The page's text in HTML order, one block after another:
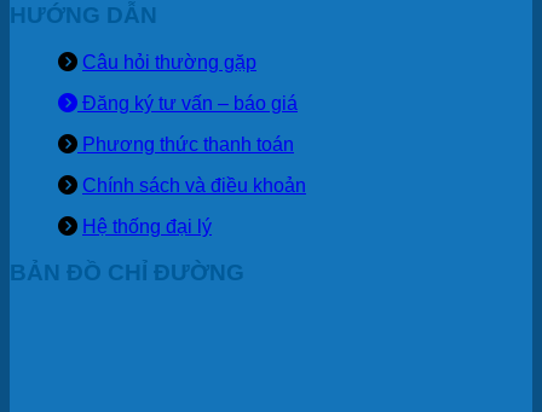
HƯỚNG DẪN
Câu hỏi thường gặp
Đăng ký tư vấn – báo giá
Phương thức thanh toán
Chính sách và điều khoản
Hệ thống đại lý
BẢN ĐỒ CHỈ ĐƯỜNG